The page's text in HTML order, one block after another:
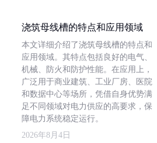
浇筑母线槽的特点和应用领域
本文详细介绍了浇筑母线槽的特点和
应用领域。其特点包括良好的电气、
机械、防火和防护性能。在应用上，
广泛用于商业建筑、工业厂房、医院
和数据中心等场所，凭借自身优势满
足不同领域对电力供应的高要求，保
障电力系统稳定运行。
2026年8月4日